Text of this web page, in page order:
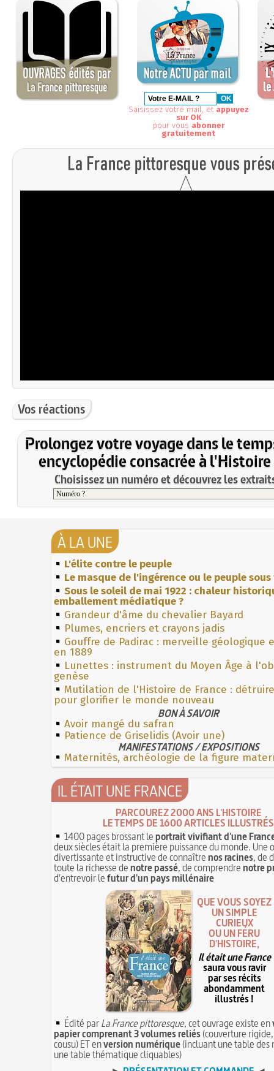
Saisissez votre mail, et appuyez
sur OK
pour vous abonner
gratuitement
Vos réactions
Prolongez votre voyage dans le
encyclopédie consacrée à l'Histoire
Choisissez un numéro et découvrez les
À LA UNE
L'élite contre le peuple
Le masque de l'ingérence ou le peuple
Sous le soleil de mai 1922 : chaleur
emballement médiatique ?
Grandeur d'âme du chevalier Bayard
Plumes, encriers et crayons jadis
Gouffre de Padirac : merveille géologique
en 1889
Lunettes : instrument du Moyen Âge à
genèse
Mutilation de l'Histoire de France :
pour glorifier le monde nouveau
BON À SAVOIR
Avoir mangé du safran
Patience de Griselidis (Avoir une)
MANIFESTATIONS / EXPOSITIONS
Maternités, archéologie de la figure
IL ÉTAIT UNE FRANCE
PARCOUREZ 2000 ANS L'HISTOIRE
LE TEMPS DE 1600 ARTICLES ILLUSTRÉS
1400 pages brossant leportrait vivifiant d'une
deux siècles était la première puissance du monde. Une
divertissante et instructive de connaîtrenos racines, de
toute la richesse denotre passé, de comprendrenotre
d'entrevoir lefutur d'un pays millénaire
QUE VOUS SOYEZ
UN SIMPLE
CURIEUX
OU UN FÉRU
D'HISTOIRE,
Il était une France
saura vous ravir
par ses récits
abondamment
illustrés !
Édité parLa France pittoresque, cet ouvrage existe en
papier comprenant 3 volumes reliés(couverture
cousu) ET enversion numérique(incluant une table des
une table thématique cliquables)